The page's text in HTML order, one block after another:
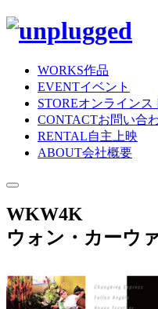
WORKS作品
EVENTイベント
STOREオンラインス
CONTACTお問い合
RENTAL自主上映
ABOUT会社概要
WKW4K
ウォン・カーウ